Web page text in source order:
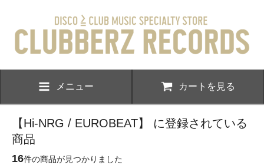
メニュー カートを見る
【Hi-NRG / EUROBEAT】 に登録されている
商品
16件の商品が見つかりました